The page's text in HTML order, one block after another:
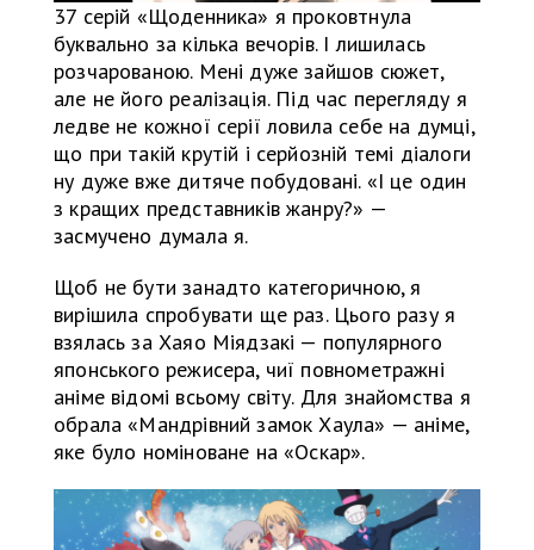
37 серій «Щоденника» я проковтнула
буквально за кілька вечорів. І лишилась
розчарованою. Мені дуже зайшов сюжет,
але не його реалізація. Під час перегляду я
ледве не кожної серії ловила себе на думці,
що при такій крутій і серйозній темі діалоги
ну дуже вже дитяче побудовані. «І це один
з кращих представників жанру?» —
засмучено думала я.
Щоб не бути занадто категоричною, я
вирішила спробувати ще раз. Цього разу я
взялась за Хаяо Міядзакі — популярного
японського режисера, чиї повнометражні
аніме відомі всьому світу. Для знайомства я
обрала «Мандрівний замок Хаула» — аніме,
яке було номіноване на «Оскар».